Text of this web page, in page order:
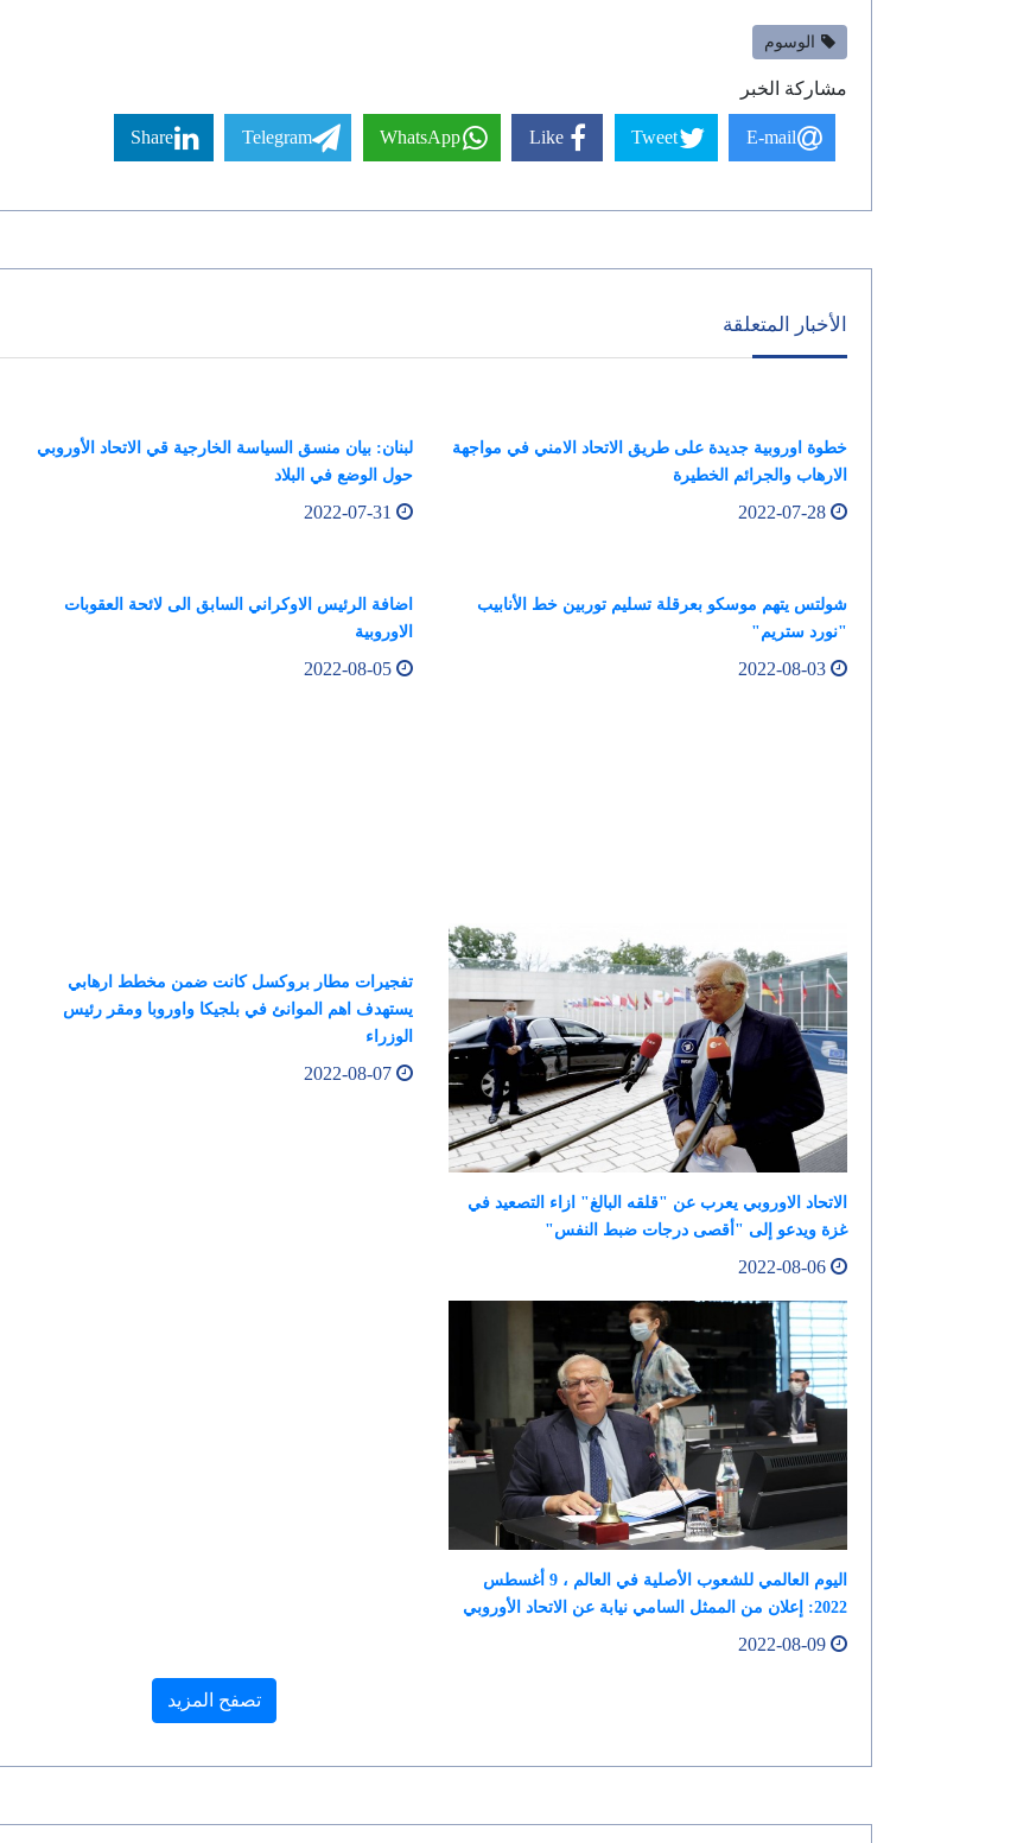
الوسوم
مشاركة الخبر
E-mail
Tweet
Like
WhatsApp
Telegram
Share
الأخبار المتعلقة
خطوة اوروبية جديدة على طريق الاتحاد الامني في مواجهة
الارهاب والجرائم الخطيرة
لبنان: بيان منسق السياسة الخارجية قي الاتحاد الأوروبي
حول الوضع في البلاد
شولتس يتهم موسكو بعرقلة تسليم توربين خط الأنابيب
"نورد ستريم"
اضافة الرئيس الاوكراني السابق الى لائحة العقوبات
الاوروبية
الاتحاد الاوروبي يعرب عن "قلقه البالغ" ازاء التصعيد في
غزة ويدعو إلى "أقصى درجات ضبط النفس"
تفجيرات مطار بروكسل كانت ضمن مخطط ارهابي
يستهدف اهم الموانئ في بلجيكا واوروبا ومقر رئيس
الوزراء
اليوم العالمي للشعوب الأصلية في العالم ، 9 أغسطس
2022: إعلان من الممثل السامي نيابة عن الاتحاد الأوروبي
تصفح المزيد